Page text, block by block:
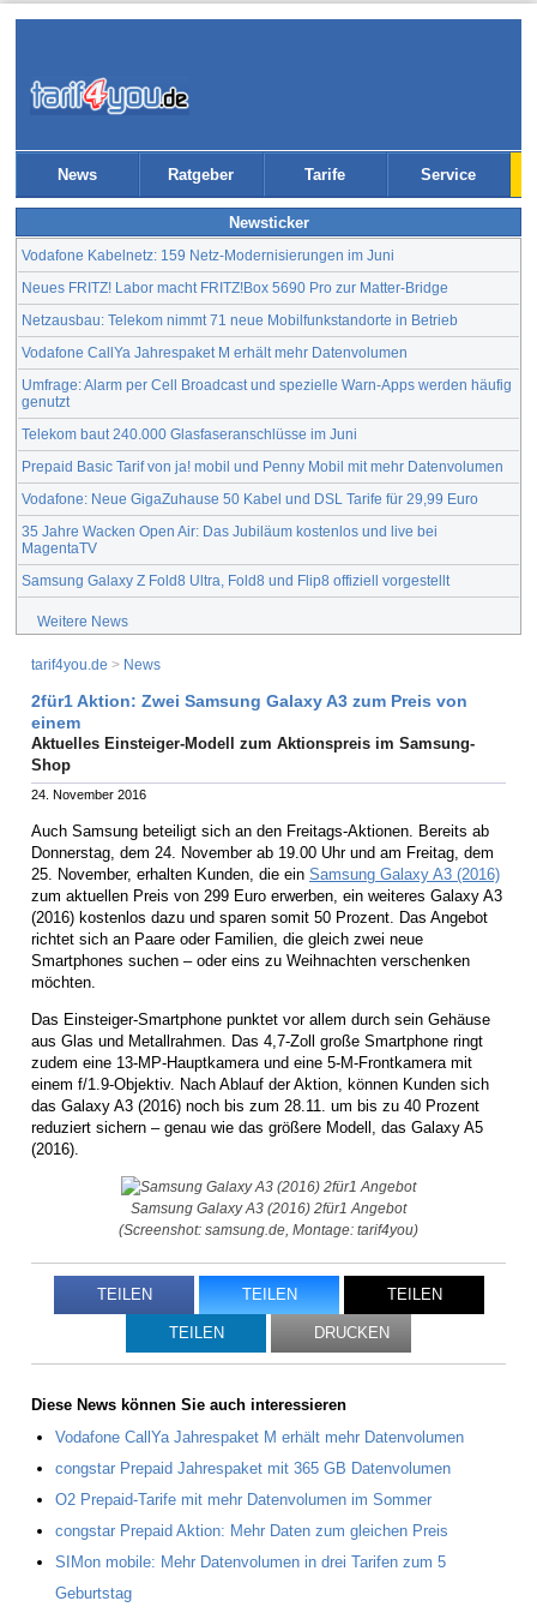
News Ratgeber Tarife Service
Newsticker
Vodafone Kabelnetz: 159 Netz-Modernisierungen im Juni
Neues FRITZ! Labor macht FRITZ!Box 5690 Pro zur Matter-Bridge
Netzausbau: Telekom nimmt 71 neue Mobilfunkstandorte in Betrieb
Vodafone CallYa Jahrespaket M erhält mehr Datenvolumen
Umfrage: Alarm per Cell Broadcast und spezielle Warn-Apps werden häufig
genutzt
Telekom baut 240.000 Glasfaseranschlüsse im Juni
Prepaid Basic Tarif von ja! mobil und Penny Mobil mit mehr Datenvolumen
Vodafone: Neue GigaZuhause 50 Kabel und DSL Tarife für 29,99 Euro
35 Jahre Wacken Open Air: Das Jubiläum kostenlos und live bei
MagentaTV
Samsung Galaxy Z Fold8 Ultra, Fold8 und Flip8 offiziell vorgestellt
Weitere News
tarif4you.de > News
2für1 Aktion: Zwei Samsung Galaxy A3 zum Preis von
einem
Aktuelles Einsteiger-Modell zum Aktionspreis im Samsung-
Shop
24. November 2016
Auch Samsung beteiligt sich an den Freitags-Aktionen. Bereits ab
Donnerstag, dem 24. November ab 19.00 Uhr und am Freitag, dem
25. November, erhalten Kunden, die ein Samsung Galaxy A3 (2016)
zum aktuellen Preis von 299 Euro erwerben, ein weiteres Galaxy A3
(2016) kostenlos dazu und sparen somit 50 Prozent. Das Angebot
richtet sich an Paare oder Familien, die gleich zwei neue
Smartphones suchen – oder eins zu Weihnachten verschenken
möchten.
Das Einsteiger-Smartphone punktet vor allem durch sein Gehäuse
aus Glas und Metallrahmen. Das 4,7-Zoll große Smartphone ringt
zudem eine 13-MP-Hauptkamera und eine 5-M-Frontkamera mit
einem f/1.9-Objektiv. Nach Ablauf der Aktion, können Kunden sich
das Galaxy A3 (2016) noch bis zum 28.11. um bis zu 40 Prozent
reduziert sichern – genau wie das größere Modell, das Galaxy A5
(2016).
Samsung Galaxy A3 (2016) 2für1 Angebot
(Screenshot: samsung.de, Montage: tarif4you)
TEILEN TEILEN TEILEN
TEILEN DRUCKEN
Diese News können Sie auch interessieren
Vodafone CallYa Jahrespaket M erhält mehr Datenvolumen
congstar Prepaid Jahrespaket mit 365 GB Datenvolumen
O2 Prepaid-Tarife mit mehr Datenvolumen im Sommer
congstar Prepaid Aktion: Mehr Daten zum gleichen Preis
SIMon mobile: Mehr Datenvolumen in drei Tarifen zum 5
Geburtstag